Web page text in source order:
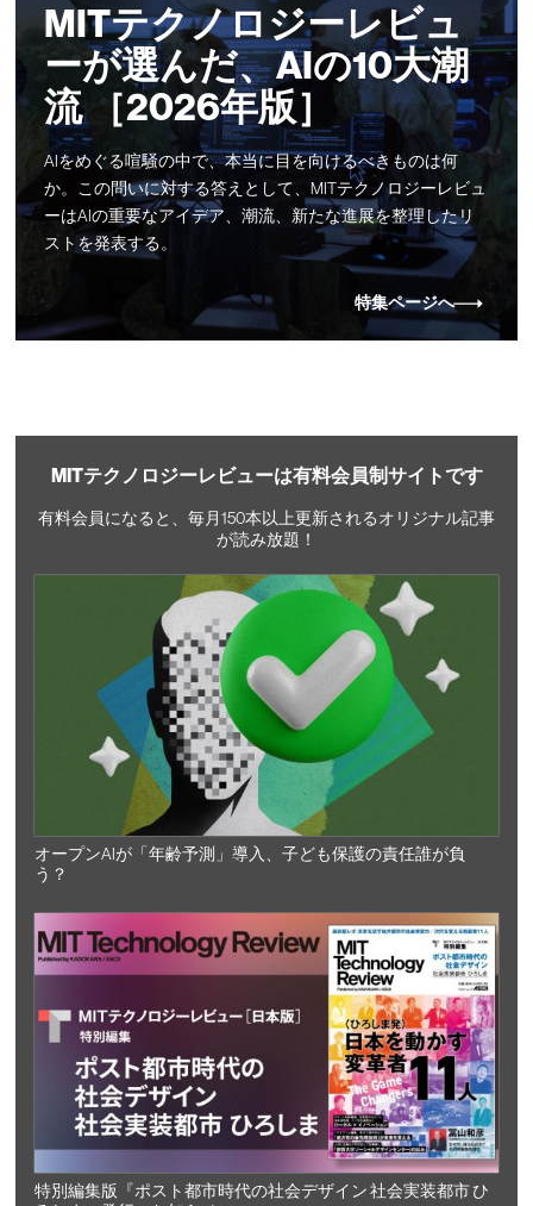
MITテクノロジーレビュ
ーが選んだ、AIの10大潮
流 ［2026年版］
AIをめぐる喧騒の中で、本当に目を向けるべきものは何
か。この問いに対する答えとして、MITテクノロジーレビュ
ーはAIの重要なアイデア、潮流、新たな進展を整理したリ
ストを発表する。
特集ページへ
MITテクノロジーレビューは有料会員制サイトです
有料会員になると、毎月150本以上更新されるオリジナル記事
が読み放題！
オープンAIが「年齢予測」導入、子ども保護の責任誰が負
う？
特別編集版『ポスト都市時代の社会デザイン 社会実装都市 ひ